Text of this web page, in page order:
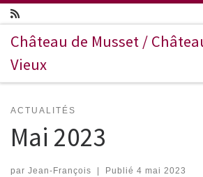
Passer au contenu
Château de Musset /
Vieux
ACTUALITÉS
Mai 2023
par Jean-François | Publié 4 mai 2023